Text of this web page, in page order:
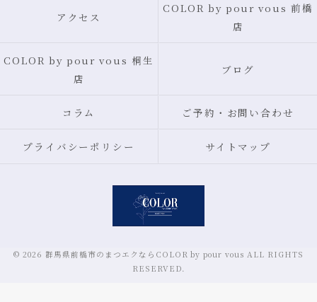
アクセス
COLOR by pour vous 前橋
店
COLOR by pour vous 桐生
店
ブログ
コラム ご予約・お問い合わせ
プライバシーポリシー サイトマップ
© 2026 群馬県前橋市のまつエクならCOLOR by pour vous ALL RIGHTS
RESERVED.